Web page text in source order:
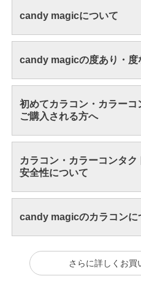
candy magicについて
candy magicの度あり・度
初めてカラコン・カラーコ
ご購入される方へ
カラコン・カラーコンタク
安全性について
candy magicのカラコンに
さらに詳しくお買